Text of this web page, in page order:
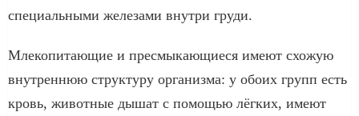
специальными железами внутри груди.
Млекопитающие и пресмыкающиеся имеют схожую
внутреннюю структуру организма: у обоих групп есть
кровь, животные дышат с помощью лёгких, имеют